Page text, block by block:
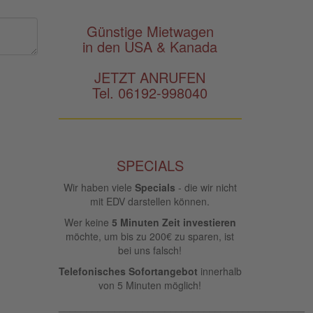
Günstige Mietwagen
in den USA & Kanada
JETZT ANRUFEN
Tel. 06192-998040
SPECIALS
Wir haben viele Specials - die wir nicht
mit EDV darstellen können.
Wer keine 5 Minuten Zeit investieren
möchte, um bis zu 200€ zu sparen, ist
bei uns falsch!
Telefonisches Sofortangebot innerhalb
von 5 Minuten möglich!